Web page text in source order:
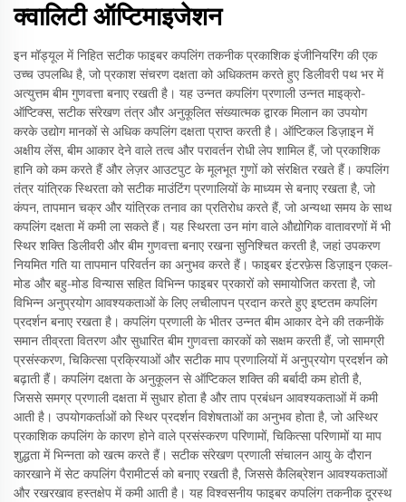
क्वालिटी ऑप्टिमाइजेशन
इन मॉड्यूल में निहित सटीक फाइबर कपलिंग तकनीक प्रकाशिक इंजीनियरिंग की एक
उच्च उपलब्धि है, जो प्रकाश संचरण दक्षता को अधिकतम करते हुए डिलीवरी पथ भर में
अत्युत्तम बीम गुणवत्ता बनाए रखती है। यह उन्नत कपलिंग प्रणाली उन्नत माइक्रो-
ऑप्टिक्स, सटीक संरेखण तंत्र और अनुकूलित संख्यात्मक द्वारक मिलान का उपयोग
करके उद्योग मानकों से अधिक कपलिंग दक्षता प्राप्त करती है। ऑप्टिकल डिज़ाइन में
अक्षीय लेंस, बीम आकार देने वाले तत्व और परावर्तन रोधी लेप शामिल हैं, जो प्रकाशिक
हानि को कम करते हैं और लेज़र आउटपुट के मूलभूत गुणों को संरक्षित रखते हैं। कपलिंग
तंत्र यांत्रिक स्थिरता को सटीक माउंटिंग प्रणालियों के माध्यम से बनाए रखता है, जो
कंपन, तापमान चक्र और यांत्रिक तनाव का प्रतिरोध करते हैं, जो अन्यथा समय के साथ
कपलिंग दक्षता में कमी ला सकते हैं। यह स्थिरता उन मांग वाले औद्योगिक वातावरणों में भी
स्थिर शक्ति डिलीवरी और बीम गुणवत्ता बनाए रखना सुनिश्चित करती है, जहां उपकरण
नियमित गति या तापमान परिवर्तन का अनुभव करते हैं। फाइबर इंटरफ़ेस डिज़ाइन एकल-
मोड और बहु-मोड विन्यास सहित विभिन्न फाइबर प्रकारों को समायोजित करता है, जो
विभिन्न अनुप्रयोग आवश्यकताओं के लिए लचीलापन प्रदान करते हुए इष्टतम कपलिंग
प्रदर्शन बनाए रखता है। कपलिंग प्रणाली के भीतर उन्नत बीम आकार देने की तकनीकें
समान तीव्रता वितरण और सुधारित बीम गुणवत्ता कारकों को सक्षम करती हैं, जो सामग्री
प्रसंस्करण, चिकित्सा प्रक्रियाओं और सटीक माप प्रणालियों में अनुप्रयोग प्रदर्शन को
बढ़ाती हैं। कपलिंग दक्षता के अनुकूलन से ऑप्टिकल शक्ति की बर्बादी कम होती है,
जिससे समग्र प्रणाली दक्षता में सुधार होता है और ताप प्रबंधन आवश्यकताओं में कमी
आती है। उपयोगकर्ताओं को स्थिर प्रदर्शन विशेषताओं का अनुभव होता है, जो अस्थिर
प्रकाशिक कपलिंग के कारण होने वाले प्रसंस्करण परिणामों, चिकित्सा परिणामों या माप
शुद्धता में भिन्नता को खत्म करते हैं। सटीक संरेखण प्रणाली संचालन आयु के दौरान
कारखाने में सेट कपलिंग पैरामीटर्स को बनाए रखती है, जिससे कैलिब्रेशन आवश्यकताओं
और रखरखाव हस्तक्षेप में कमी आती है। यह विश्वसनीय फाइबर कपलिंग तकनीक दूरस्थ